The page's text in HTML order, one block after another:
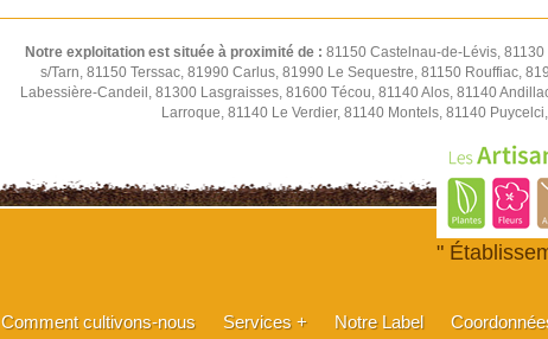
Notre exploitation est située à proximité de : 81150 Castelnau-de-Lévis,
s/Tarn, 81150 Terssac, 81990 Carlus, 81990 Le Sequestre, 81150 Rouffiac,
Labessière-Candeil, 81300 Lasgraisses, 81600 Técou, 81140 Alos, 81140
Larroque, 81140 Le Verdier, 81140 Montels, 81140
"
Comment cultivons-nous Services + Notre Label